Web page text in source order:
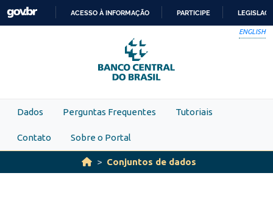
Skip to main content
PARA
O
CONTEÚDO
ACESSO À INFORMAÇÃO PARTICIPE
ENGLISH
Dados Perguntas Frequentes Tutoriais
Contato Sobre o Portal
Conjuntos de dados